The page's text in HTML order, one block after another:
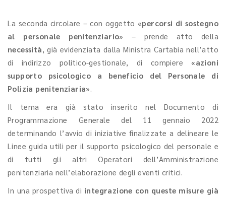
La seconda circolare – con oggetto «percorsi di sostegno
al personale penitenziario» – prende atto della
necessità, già evidenziata dalla Ministra Cartabia nell’atto
di indirizzo politico-gestionale, di compiere «azioni
supporto psicologico a beneficio del Personale di
Polizia penitenziaria».
Il tema era già stato inserito nel Documento di
Programmazione Generale del 11 gennaio 2022
determinando l’avvio di iniziative finalizzate a delineare le
Linee guida utili per il supporto psicologico del personale e
di tutti gli altri Operatori dell’Amministrazione
penitenziaria nell’elaborazione degli eventi critici.
In una prospettiva di integrazione con queste misure già